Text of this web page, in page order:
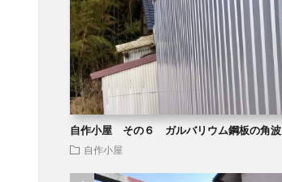
自作小屋 その６ ガルバリウム鋼板の角波
自作小屋